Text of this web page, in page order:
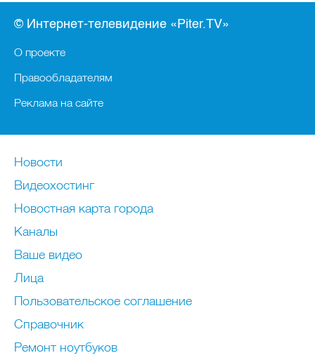
© Интернет-телевидение «Piter.TV»
О проекте
Правообладателям
Реклама на сайте
Новости
Видеохостинг
Новостная карта города
Каналы
Ваше видео
Лица
Пользовательское соглашение
Справочник
Ремонт нoутбуков